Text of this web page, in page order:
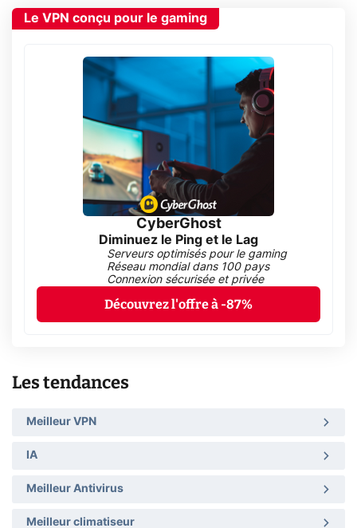
Le VPN conçu pour le gaming
CyberGhost
Diminuez le Ping et le Lag
Serveurs optimisés pour le gaming
Réseau mondial dans 100 pays
Connexion sécurisée et privée
Découvrez l'offre à -87%
Les tendances
Meilleur VPN
IA
Meilleur Antivirus
Meilleur climatiseur